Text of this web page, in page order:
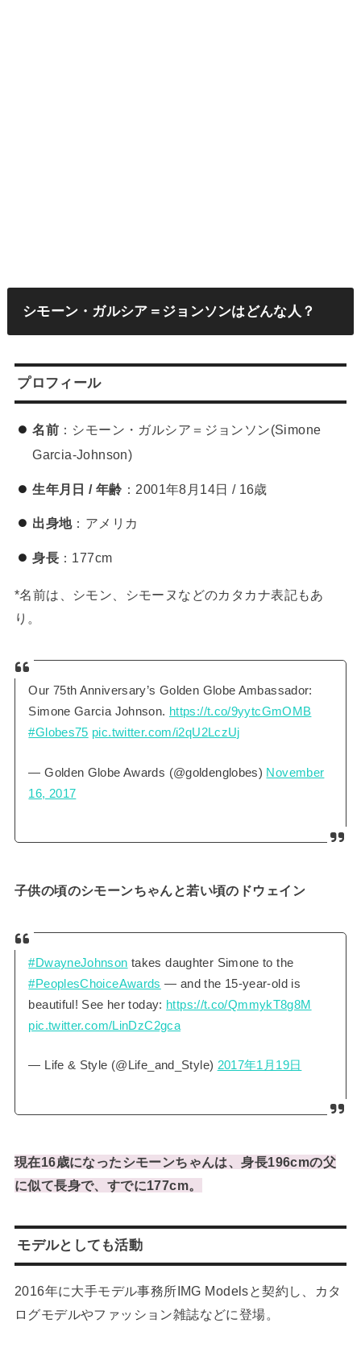
シモーン・ガルシア＝ジョンソンはどんな人？
プロフィール
名前：シモーン・ガルシア＝ジョンソン(Simone
Garcia-Johnson)
生年月日 / 年齢 ：2001年8月14日 / 16歳
出身地：アメリカ
身長：177cm
*名前は、シモン、シモーヌなどのカタカナ表記もあ
り。
Our 75th Anniversary’s Golden Globe Ambassador:
Simone Garcia Johnson. https://t.co/9yytcGmOMB
#Globes75 pic.twitter.com/i2qU2LczUj
— Golden Globe Awards (@goldenglobes) November
16, 2017
子供の頃のシモーンちゃんと若い頃のドウェイン
#DwayneJohnson takes daughter Simone to the
#PeoplesChoiceAwards — and the 15-year-old is
beautiful! See her today: https://t.co/QmmykT8g8M
pic.twitter.com/LinDzC2gca
— Life & Style (@Life_and_Style) 2017年1月19日
現在16歳になったシモーンちゃんは、身長196cmの父
に似て長身で、すでに177cm。
モデルとしても活動
2016年に大手モデル事務所IMG Modelsと契約し、カタ
ログモデルやファッション雑誌などに登場。